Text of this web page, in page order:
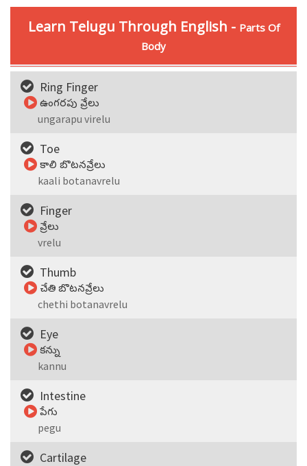
Learn Telugu Through English - Parts Of
Body
Ring Finger
ఉంగరపు వ్రేలు
ungarapu virelu
Toe
కాలి బొటనవ్రేలు
kaali botanavrelu
Finger
వ్రేలు
vrelu
Thumb
చేతి బొటనవ్రేలు
chethi botanavrelu
Eye
కన్ను
kannu
Intestine
పేగు
pegu
Cartilage